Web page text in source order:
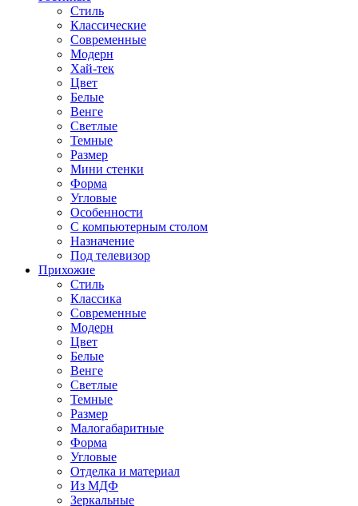
Стиль
Классические
Современные
Модерн
Хай-тек
Цвет
Белые
Венге
Светлые
Темные
Размер
Мини стенки
Форма
Угловые
Особенности
С компьютерным столом
Назначение
Под телевизор
Прихожие
Стиль
Классика
Современные
Модерн
Цвет
Белые
Венге
Светлые
Темные
Размер
Малогабаритные
Форма
Угловые
Отделка и материал
Из МДФ
Зеркальные